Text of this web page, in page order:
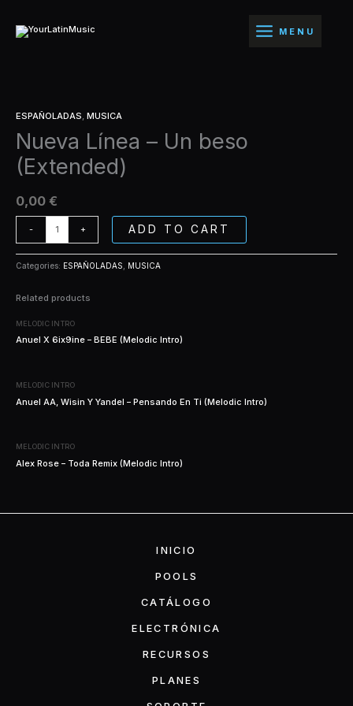
contenido
MENU
ESPAÑOLADAS, MUSICA
Nueva Línea – Un beso
(Extended)
0,00 €
-
Línea
-
Un
beso
quantity
+ ADD TO CART
Categories: ESPAÑOLADAS MUSICA
Related products
MELODIC INTRO
Anuel X 6ix9ine – BEBE (Melodic Intro)
MELODIC INTRO
Anuel AA, Wisin Y Yandel – Pensando En Ti (Melodic Intro)
MELODIC INTRO
Alex Rose – Toda Remix (Melodic Intro)
INICIO
POOLS
CATÁLOGO
ELECTRÓNICA
RECURSOS
PLANES
beso
(Extended)